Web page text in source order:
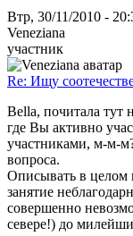
Втр, 30/11/2010 -
Veneziana
участник
Re: Ищу
Bella, почитала тут
где Вы активно
участниками, м-м-
вопроса.
Описывать в целом
занятие
совершенно
севере!) до